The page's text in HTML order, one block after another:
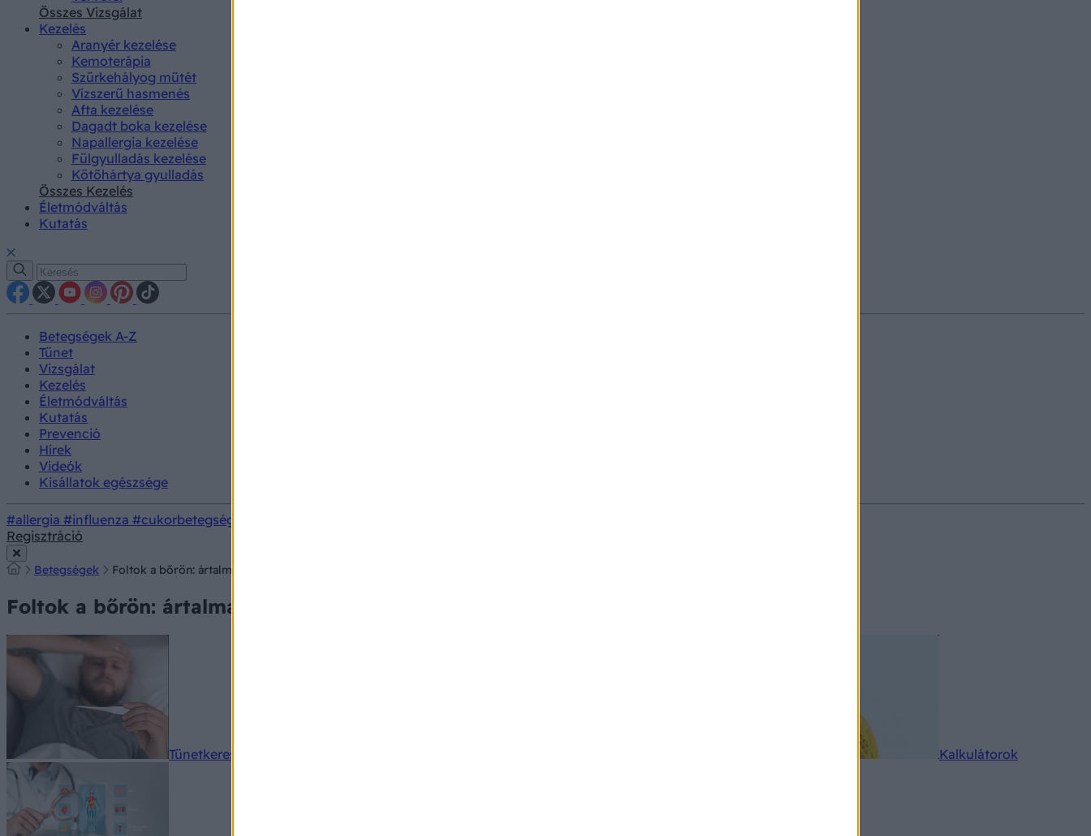
Összes Vizsgálat
Kezelés
Aranyér kezelése
Kemoterápia
Szürkehályog műtét
Vízszerű hasmenés
Afta kezelése
Dagadt boka kezelése
Napallergia kezelése
Fülgyulladás kezelése
Kötőhártya gyulladás
Összes Kezelés
Életmódváltás
Kutatás
Betegségek A-Z
Tünet
Vizsgálat
Kezelés
Életmódváltás
Kutatás
Prevenció
Hírek
Videók
Kisállatok egészsége
#allergia #influenza #cukorbetegség
Regisztráció
Betegségek Foltok a bőrön: ártalmatlan, vagy veszélyes?
Foltok a bőrön: ártalmatlan, vagy veszélyes?
Tünetkereső Kalkulátorok